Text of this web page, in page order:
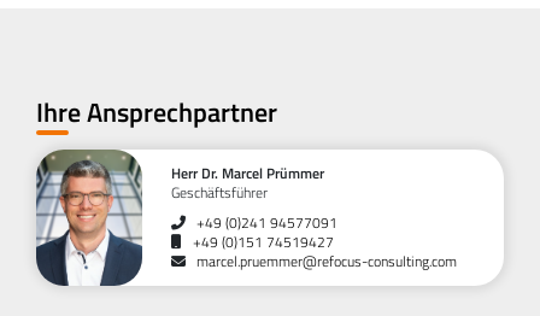
Ihre Ansprechpartner
Herr Dr. Marcel Prümmer
Geschäftsführer
+49 (0)241 94577091
+49 (0)151 74519427
marcel.pruemmer@refocus-consulting.com